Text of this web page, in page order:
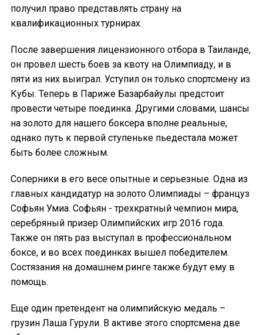
получил право представлять страну на
квалификационных турнирах.
После завершения лицензионного отбора в Таиланде,
он провел шесть боев за квоту на Олимпиаду, и в
пяти из них выиграл. Уступил он только спортсмену из
Кубы. Теперь в Париже Базарбайулы предстоит
провести четыре поединка. Другими словами, шансы
на золото для нашего боксера вполне реальные,
однако путь к первой ступеньке пьедестала может
быть более сложным.
Соперники в его весе опытные и серьезные. Одна из
главных кандидатур на золото Олимпиады – француз
Софьян Умиа. Софьян - трехкратный чемпион мира,
серебряный призер Олимпийских игр 2016 года.
Также он пять раз выступал в профессиональном
боксе, и во всех поединках вышел победителем.
Состязания на домашнем ринге также будут ему в
помощь.
Еще один претендент на олимпийскую медаль –
грузин Лаша Гурули. В активе этого спортсмена две